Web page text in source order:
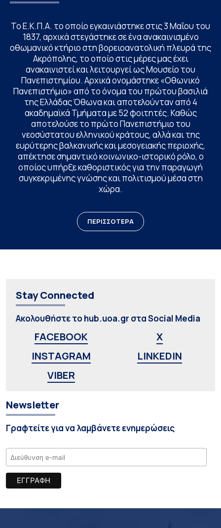
Το Ε.Κ.Π.Α. το οποίο εγκαινιάστηκε στις 3 Μαΐου του
1837, αρχικά στεγάστηκε σε ένα ανακαινισμένο
οθωμανικό κτήριο στη βορειοανατολική πλευρά της
Ακρόπολης, το οποίο στις μέρες μας έχει
ανακαινιστεί και λειτουργεί ως Μουσείο του
Πανεπιστημίου. Αρχικά ονομάστηκε «Οθωνικό
Πανεπιστήμιο» από το όνομα του πρώτου βασιλιά
της Ελλάδας Όθωνα και αποτελούνταν από 4
ακαδημαϊκά Τμήματα με 52 φοιτητές. Καθώς
αποτελούσε το πρώτο Πανεπιστήμιο του
νεοσύστατου ελληνικού κράτους, αλλά και της
ευρύτερης βαλκανικής και μεσογειακής περιοχής,
απέκτησε σημαντικό κοινωνικο-ιστορικό ρόλο, ο
οποίος υπήρξε καθοριστικός για την παραγωγή
συγκεκριμένης γνώσης και πολιτισμού μέσα στη
χώρα.
ΠΕΡΙΣΣΟΤΕΡΑ
Stay Connected
Ακολουθήστε το hub.uoa.gr στα Social Media
FACEBOOK
X
INSTAGRAM
LINKEDIN
VIBER
Newsletter
Γραφτείτε για να λαμβάνετε ενημερώσεις